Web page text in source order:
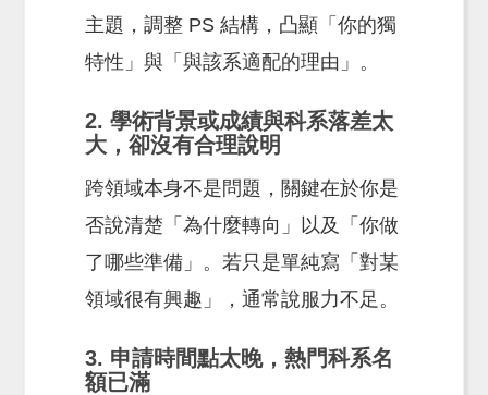
主題，調整 PS 結構，凸顯「你的獨
特性」與「與該系適配的理由」。
2. 學術背景或成績與科系落差太
大，卻沒有合理說明
跨領域本身不是問題，關鍵在於你是
否說清楚「為什麼轉向」以及「你做
了哪些準備」。若只是單純寫「對某
領域很有興趣」，通常說服力不足。
3. 申請時間點太晚，熱門科系名
額已滿